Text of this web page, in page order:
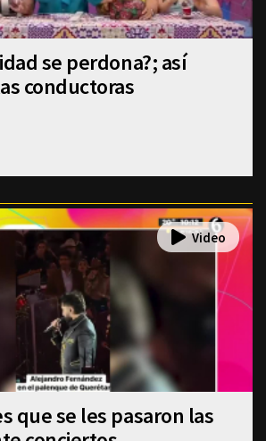
se perdona?; así
conductoras
que se les pasaron las